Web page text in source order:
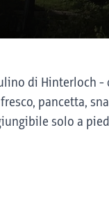
di Hinterloch
pancetta,
solo a